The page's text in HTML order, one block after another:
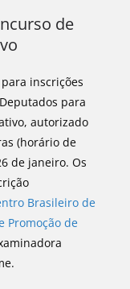
de
inscrições
para
autorizado
(horário de
de janeiro. Os
Brasileiro de
Promoção de